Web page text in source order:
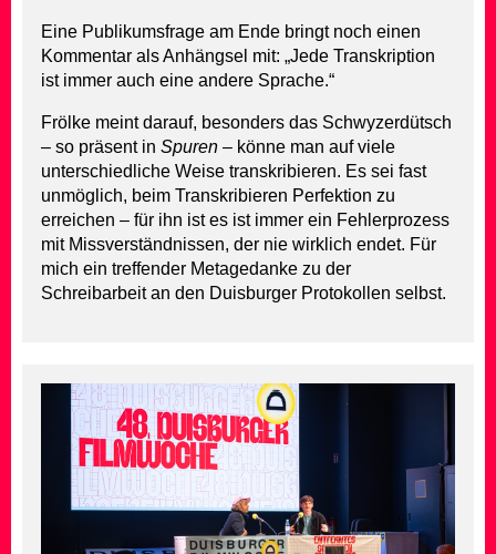
Eine Publikumsfrage am Ende bringt noch einen
Kommentar als Anhängsel mit: „Jede Transkription
ist immer auch eine andere Sprache.“
Frölke meint darauf, besonders das Schwyzerdütsch
– so präsent in Spuren – könne man auf viele
unterschiedliche Weise transkribieren. Es sei fast
unmöglich, beim Transkribieren Perfektion zu
erreichen – für ihn ist es ist immer ein Fehlerprozess
mit Missverständnissen, der nie wirklich endet. Für
mich ein treffender Metagedanke zu der
Schreibarbeit an den Duisburger Protokollen selbst.